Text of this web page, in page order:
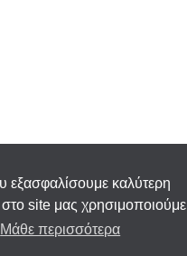
εξασφαλίσουμε καλύτερη
στο site μας χρησιμοποιούμε
Μάθε περισσότερα